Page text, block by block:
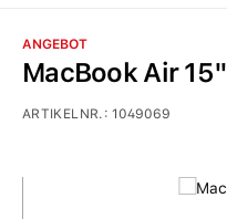
Bildergalerie überspringen
ANGEBOT
MacBook Air 15"
ARTIKELNR.:1049069